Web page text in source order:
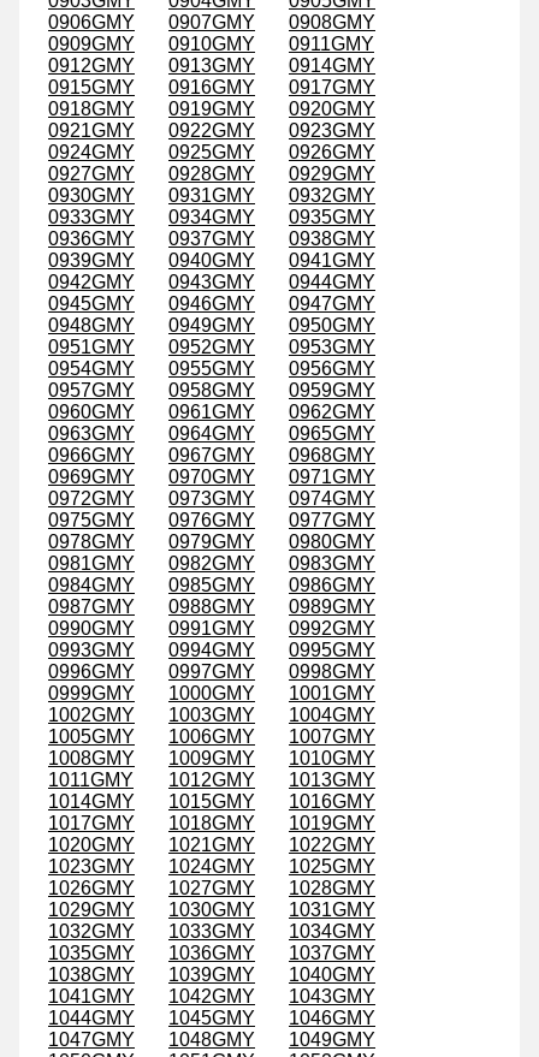
0906GMY
0907GMY
0908GMY
0909GMY
0910GMY
0911GMY
0912GMY
0913GMY
0914GMY
0915GMY
0916GMY
0917GMY
0918GMY
0919GMY
0920GMY
0921GMY
0922GMY
0923GMY
0924GMY
0925GMY
0926GMY
0927GMY
0928GMY
0929GMY
0930GMY
0931GMY
0932GMY
0933GMY
0934GMY
0935GMY
0936GMY
0937GMY
0938GMY
0939GMY
0940GMY
0941GMY
0942GMY
0943GMY
0944GMY
0945GMY
0946GMY
0947GMY
0948GMY
0949GMY
0950GMY
0951GMY
0952GMY
0953GMY
0954GMY
0955GMY
0956GMY
0957GMY
0958GMY
0959GMY
0960GMY
0961GMY
0962GMY
0963GMY
0964GMY
0965GMY
0966GMY
0967GMY
0968GMY
0969GMY
0970GMY
0971GMY
0972GMY
0973GMY
0974GMY
0975GMY
0976GMY
0977GMY
0978GMY
0979GMY
0980GMY
0981GMY
0982GMY
0983GMY
0984GMY
0985GMY
0986GMY
0987GMY
0988GMY
0989GMY
0990GMY
0991GMY
0992GMY
0993GMY
0994GMY
0995GMY
0996GMY
0997GMY
0998GMY
0999GMY
1000GMY
1001GMY
1002GMY
1003GMY
1004GMY
1005GMY
1006GMY
1007GMY
1008GMY
1009GMY
1010GMY
1011GMY
1012GMY
1013GMY
1014GMY
1015GMY
1016GMY
1017GMY
1018GMY
1019GMY
1020GMY
1021GMY
1022GMY
1023GMY
1024GMY
1025GMY
1026GMY
1027GMY
1028GMY
1029GMY
1030GMY
1031GMY
1032GMY
1033GMY
1034GMY
1035GMY
1036GMY
1037GMY
1038GMY
1039GMY
1040GMY
1041GMY
1042GMY
1043GMY
1044GMY
1045GMY
1046GMY
1047GMY
1048GMY
1049GMY